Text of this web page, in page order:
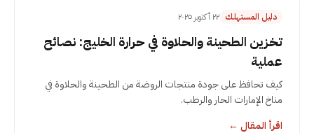
دليل المستهلك ٢٢ أكتوبر ٢٠٢٥
تخزين الطحينة والحلاوة في حرارة الخليج: نصائح
عملية
كيف تحافظ على جودة منتجات الروضة من الطحينة والحلاوة في
مناخ الإمارات الحار والرطب.
اقرأ المقال ←